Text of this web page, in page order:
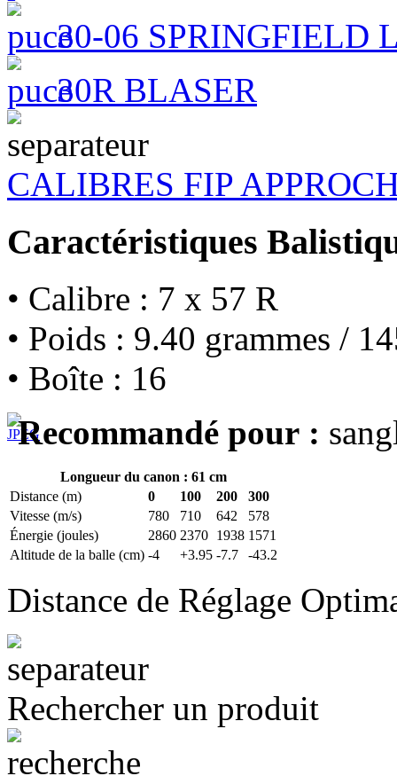
30-06 SPRINGFIELD
30R BLASER
CALIBRES FIP
Caractéristiques
• Calibre : 7 x 57 R
• Poids : 9.40 grammes /
• Boîte : 16
Recommandé pour :
Longueur du canon : 61 cm
Distance (m)
0 100 200
300
Vitesse (m/s)
780 710 642
578
Énergie (joules)
2860 2370 1938 1571
Altitude de la balle (cm) -4 +3.95 -7.7 -43.2
Distance de Réglage
Rechercher un produit